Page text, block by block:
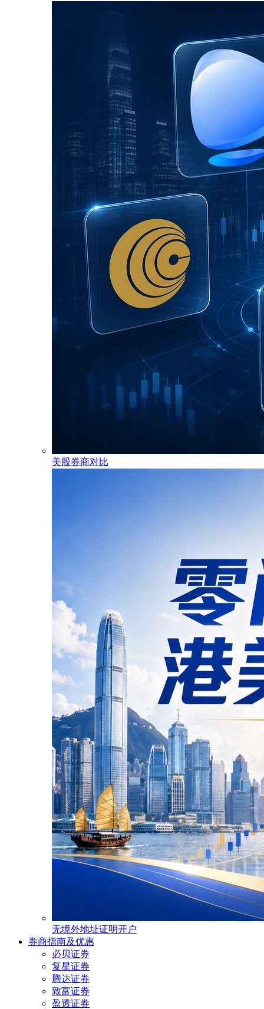
美股券商对比
无境外地址证明开户
券商指南及优惠
必贝证券
复星证券
腾达证券
致富证券
盈透证券